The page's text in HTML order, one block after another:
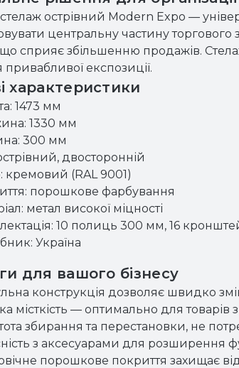
острівний Modern Expo —
центральну частину торгового
сприяє збільшенню продажів.
експозиції.
характеристики
1473 мм
1330 мм
300 мм
двосторонній
кремовий (RAL 9001)
порошкове фарбування
метал високої міцності
10 полиць 300 мм, 16
Україна
для вашого бізнесу
конструкція дозволяє швидко
місткість — оптимально для товарів
збирання та перестановки, не
з аксесуарами для розширення
порошкове покриття захищає